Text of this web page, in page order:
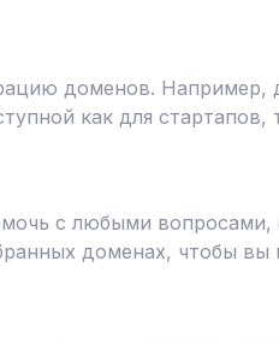
доменов. Например,
как для стартапов,
с любыми
доменах, чтобы вы